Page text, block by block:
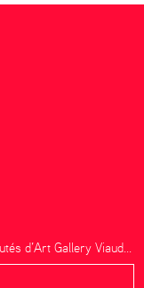
d’Art Gallery Viaud...